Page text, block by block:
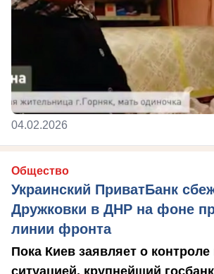
04.02.2026
Общество
Украинский ПриватБанк
Дружковки в ДНР на фоне
линии фронта
Пока Киев заявляет о контроле
ситуацией, крупнейший